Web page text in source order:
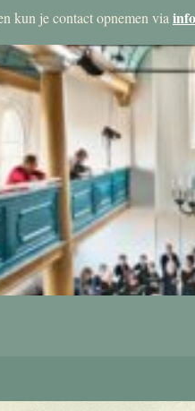
kun je contact opnemen via